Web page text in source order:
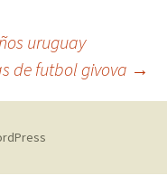
uruguay
de futbol givova →